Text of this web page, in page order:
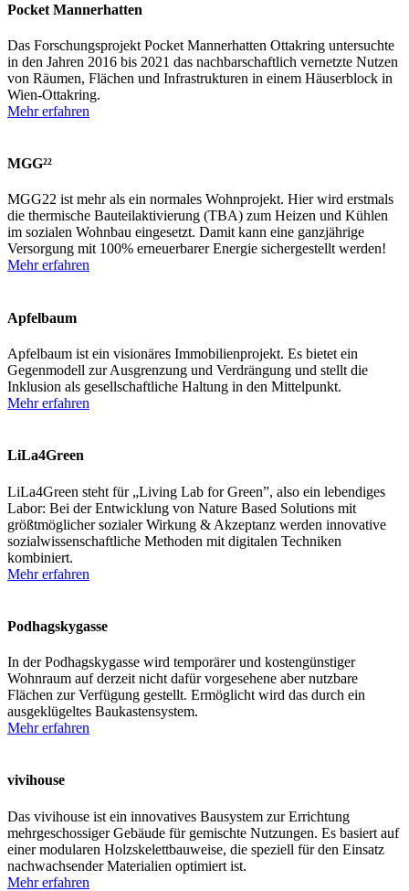
Pocket Mannerhatten
Das Forschungsprojekt Pocket Mannerhatten Ottakring untersuchte
in den Jahren 2016 bis 2021 das nachbarschaftlich vernetzte Nutzen
von Räumen, Flächen und Infrastrukturen in einem Häuserblock in
Wien-Ottakring.
Mehr erfahren
MGG²²
MGG22 ist mehr als ein normales Wohnprojekt. Hier wird erstmals
die thermische Bauteilaktivierung (TBA) zum Heizen und Kühlen
im sozialen Wohnbau eingesetzt. Damit kann eine ganzjährige
Versorgung mit 100% erneuerbarer Energie sichergestellt werden!
Mehr erfahren
Apfelbaum
Apfelbaum ist ein visionäres Immobilienprojekt. Es bietet ein
Gegenmodell zur Ausgrenzung und Verdrängung und stellt die
Inklusion als gesellschaftliche Haltung in den Mittelpunkt.
Mehr erfahren
LiLa4Green
LiLa4Green steht für „Living Lab for Green”, also ein lebendiges
Labor: Bei der Entwicklung von Nature Based Solutions mit
größtmöglicher sozialer Wirkung & Akzeptanz werden innovative
sozial­wissen­schaftliche Methoden mit digitalen Techniken
kombiniert.
Mehr erfahren
Podhagskygasse
In der Podhagskygasse wird temporärer und kostengünstiger
Wohnraum auf derzeit nicht dafür vorgesehene aber nutzbare
Flächen zur Verfügung gestellt. Ermöglicht wird das durch ein
ausgeklügeltes Baukastensystem.
Mehr erfahren
vivihouse
Das vivihouse ist ein innovatives Bausystem zur Errichtung
mehrgeschossiger Gebäude für gemischte Nutzungen. Es basiert auf
einer modularen Holzskelettbauweise, die speziell für den Einsatz
nachwachsender Materialien optimiert ist.
Mehr erfahren